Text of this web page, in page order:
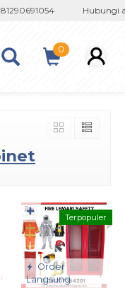
Hubungi
0
Order
Langsung
Terpopuler
✚